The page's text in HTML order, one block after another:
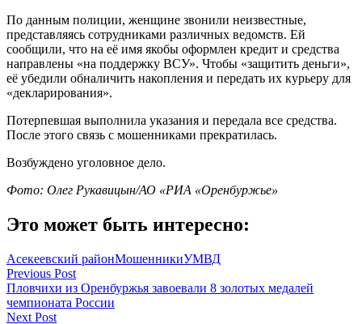
По данным полиции, женщине звонили неизвестные,
представляясь сотрудниками различных ведомств. Ей
сообщили, что на её имя якобы оформлен кредит и средства
направлены «на поддержку ВСУ». Чтобы «защитить деньги»,
её убедили обналичить накопления и передать их курьеру для
«декларирования».
Потерпевшая выполнила указания и передала все средства.
После этого связь с мошенниками прекратилась.
Возбуждено уголовное дело.
Фото: Олег Рукавицын/АО «РИА «Оренбуржье»
Это может быть интересно:
Асекеевский районМошенникиУМВД
Навигация
по
записям
Previous Post
Пловчихи из Оренбуржья завоевали 8 золотых медалей
чемпионата России
Next Post